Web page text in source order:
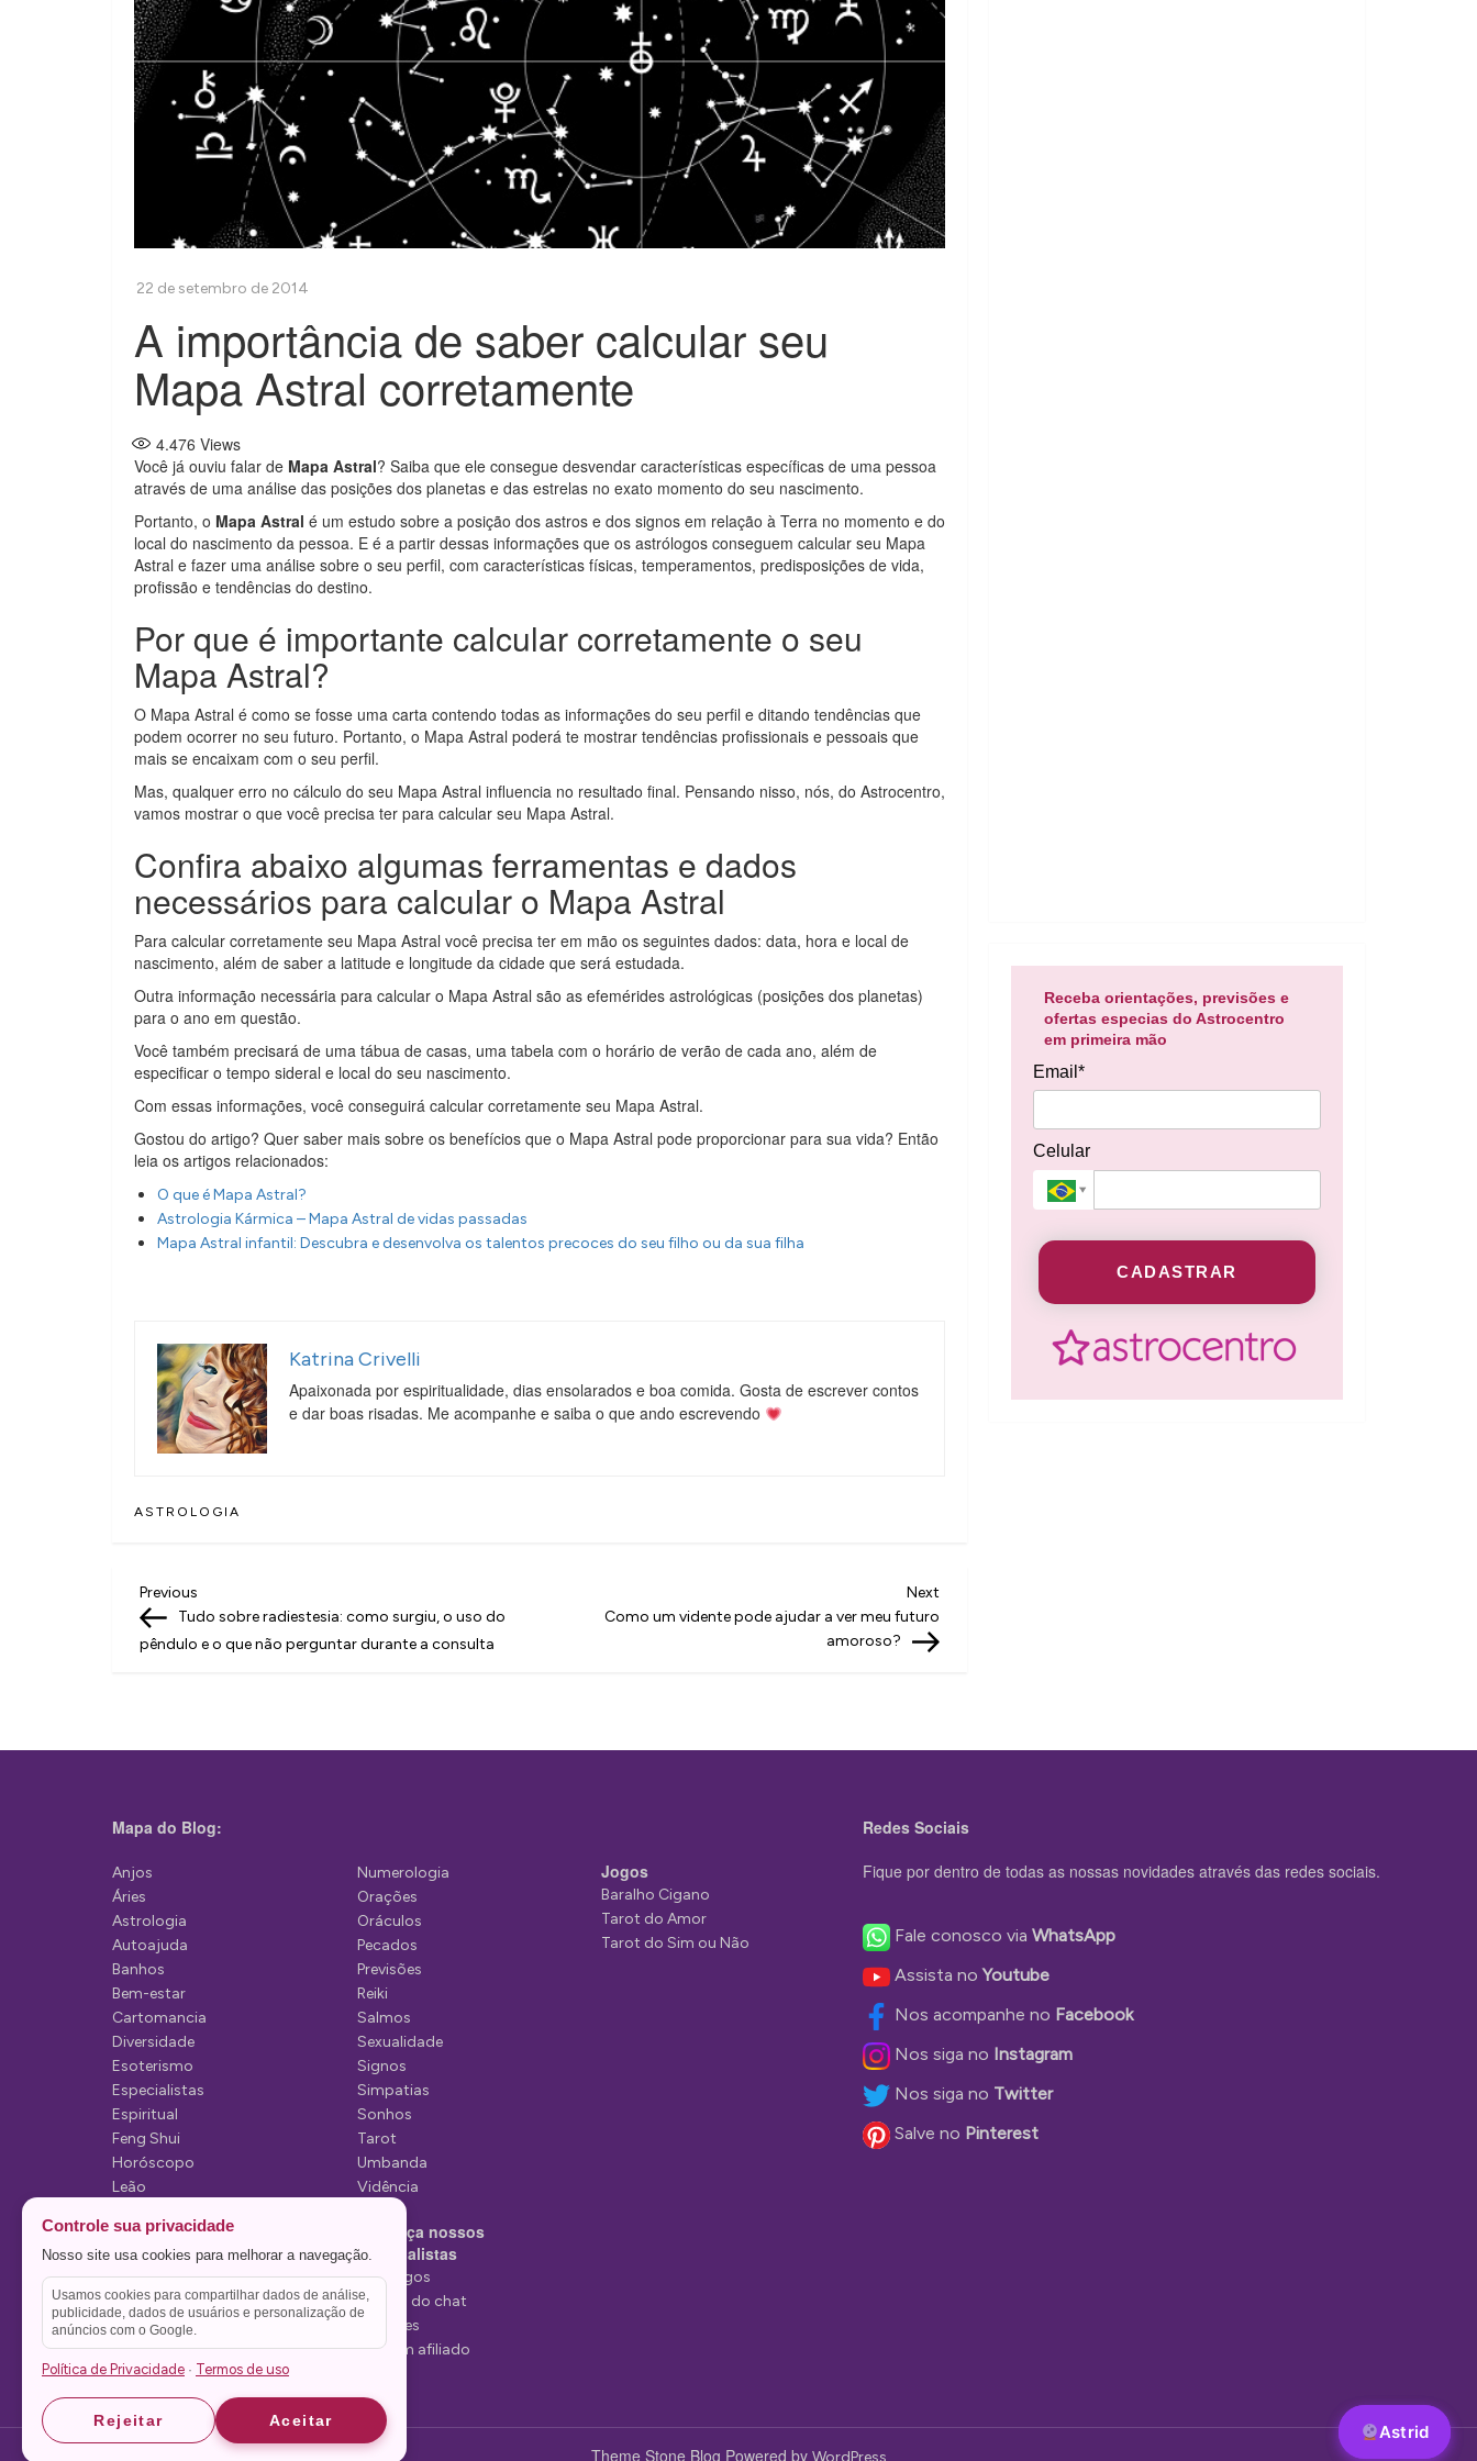
A importância de saber calcular seu
Mapa Astral corretamente
4.476 Views
Você já ouviu falar de Mapa Astral? Saiba que ele consegue desvendar características específicas de uma pessoa
através de uma análise das posições dos planetas e das estrelas no exato momento do seu nascimento.
Portanto, o Mapa Astral é um estudo sobre a posição dos astros e dos signos em relação à Terra no momento e do
local do nascimento da pessoa. E é a partir dessas informações que os astrólogos conseguem calcular seu Mapa
Astral e fazer uma análise sobre o seu perfil, com características físicas, temperamentos, predisposições de vida,
profissão e tendências do destino.
Por que é importante calcular corretamente o seu
Mapa Astral?
O Mapa Astral é como se fosse uma carta contendo todas as informações do seu perfil e ditando tendências que
podem ocorrer no seu futuro. Portanto, o Mapa Astral poderá te mostrar tendências profissionais e pessoais que
mais se encaixam com o seu perfil.
Mas, qualquer erro no cálculo do seu Mapa Astral influencia no resultado final. Pensando nisso, nós, do Astrocentro,
vamos mostrar o que você precisa ter para calcular seu Mapa Astral.
Confira abaixo algumas ferramentas e dados
necessários para calcular o Mapa Astral
Para calcular corretamente seu Mapa Astral você precisa ter em mão os seguintes dados: data, hora e local de
nascimento, além de saber a latitude e longitude da cidade que será estudada.
Outra informação necessária para calcular o Mapa Astral são as efemérides astrológicas (posições dos planetas)
para o ano em questão.
Você também precisará de uma tábua de casas, uma tabela com o horário de verão de cada ano, além de
especificar o tempo sideral e local do seu nascimento.
Com essas informações, você conseguirá calcular corretamente seu Mapa Astral.
Gostou do artigo? Quer saber mais sobre os benefícios que o Mapa Astral pode proporcionar para sua vida? Então
leia os artigos relacionados:
O que é Mapa Astral?
Astrologia Kármica – Mapa Astral de vidas passadas
Mapa Astral infantil: Descubra e desenvolva os talentos precoces do seu filho ou da sua filha
Katrina Crivelli
Apaixonada por espiritualidade, dias ensolarados e boa comida. Gosta de escrever contos
e dar boas risadas. Me acompanhe e saiba o que ando escrevendo
ASTROLOGIA
N
a
g
ç
o
d
e
P
o
s
t
Previous
Post
Previous
Tudo sobre radiestesia: como surgiu, o uso do
pêndulo e o que não perguntar durante a consulta
Next
Como um vidente pode ajudar a ver meu futuro
amoroso?
Receba orientações, previsões e
ofertas especias do Astrocentro
em primeira mão
Email*
Celular
CADASTRAR
Mapa do Blog:
Anjos
Áries
Astrologia
Autoajuda
Banhos
Bem-estar
Cartomancia
Diversidade
Esoterismo
Especialistas
Espiritual
Feng Shui
Horóscopo
Leão
Mediunidade
Mensagens
Numerologia
Orações
Oráculos
Pecados
Previsões
Reiki
Salmos
Sexualidade
Signos
Simpatias
Sonhos
Tarot
Umbanda
Vidência
Conheça nossos
Especialistas
Tarólogos
Estelas do chat
Videntes
Seja um afiliado
Jogos
Baralho Cigano
Tarot do Amor
Tarot do Sim ou Não
Redes Sociais
Fique por dentro de todas as nossas novidades através das redes sociais.
Fale conosco via WhatsApp
Assista noYoutube
Nos acompanhe no Facebook
Nos siga no Instagram
Nos siga no Twitter
Salve no Pinterest
Theme Stone Blog Powered by
Astrid
Astrid
Controle sua privacidade
Nosso site usa cookies para melhorar a navegação.
Usamos cookies para compartilhar dados de análise,
publicidade, dados de usuários e personalização de
anúncios com o Google.
Política de Privacidade · Termos de uso
Rejeitar Aceitar